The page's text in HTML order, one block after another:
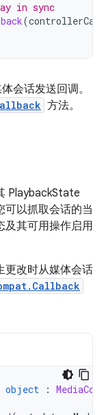
in sync
(
会话发送回调。
方法。
PlaybackState
可以抓取会话的当
及其可用操作启用
更改时从媒体会话
object :